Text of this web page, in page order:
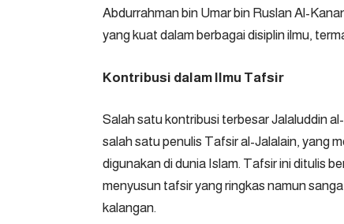
Abdurrahman bin Umar bin Ruslan Al-
yang kuat dalam berbagai disiplin ilmu,
Kontribusi dalam Ilmu Tafsir
Salah satu kontribusi terbesar Jalaluddin
salah satu penulis Tafsir al-Jalalain, yang
digunakan di dunia Islam. Tafsir ini ditulis
menyusun tafsir yang ringkas namun
kalangan.